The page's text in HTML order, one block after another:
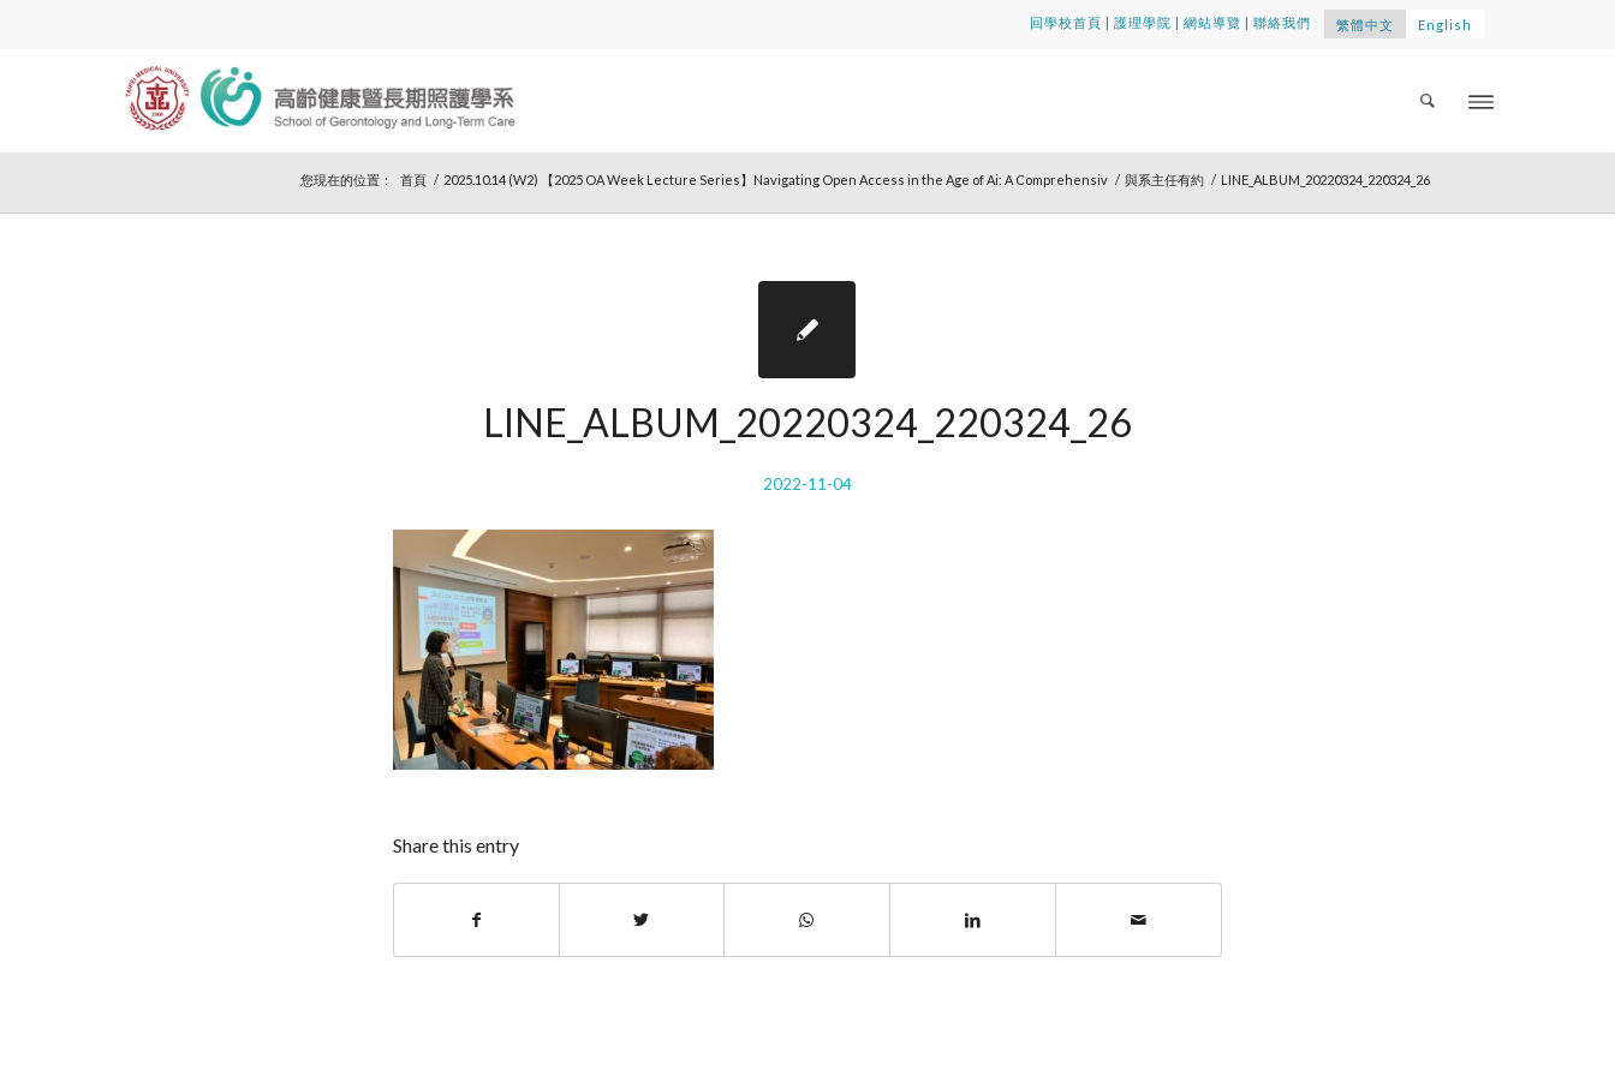
回學校首頁 |護理學院 |網站導覽 |聯絡我們 繁體中文 English
您現在的位置： 首頁 / 2025.10.14 (W2) 【2025 OA Week Lecture Series】Navigating Open Access in the Age of Ai: A Comprehensiv / 與系主任有約 / LINE_ALBUM_20220324_220324_26
LINE_ALBUM_20220324_220324_26
2022-11-04
Share this entry